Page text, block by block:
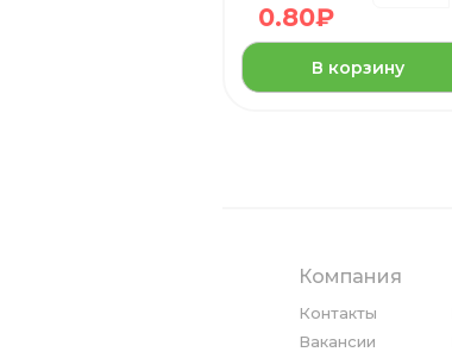
0.80₽
В корзину
Компания
Контакты
Вакансии